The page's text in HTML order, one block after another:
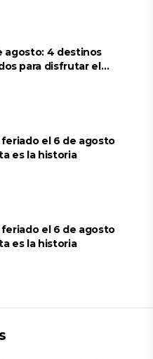
agosto: 4 destinos
para disfrutar el
feriado el 6 de agosto
es la historia
feriado el 6 de agosto
es la historia